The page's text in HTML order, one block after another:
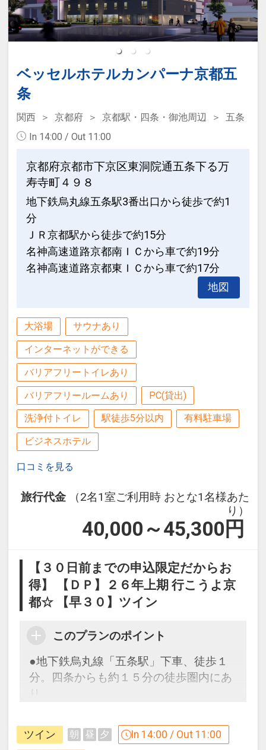
ベッセルホテルカンパーナ京都五
条
関西 京都府 京都駅・四条・御池周辺
五条
In 14:00 / Out 11:00
京都府京都市下京区東洞院通五条下る万
寿寺町４９８
地下鉄烏丸線五条駅3番出口から徒歩で約1
分
ＪＲ京都駅から徒歩で約15分
名神高速道路京都南ＩＣから車で約19分
名神高速道路京都東ＩＣから車で約17分
地図
大浴場 サウナあり
インターネットができる
バリアフリートイレあり
バリアフリールームあり PC(貸出)
洗浄付トイレ 駅徒歩5分以内 有料駐車場
ビジネスホテル
口コミを見る
旅行代金
（2名1室ご利用時 おとな1名様あた
り）
40,000～45,300 円
【３０日前までの申込限定だからお
得】 【ＤＰ】２６年上期 行こうよ京
都☆ 【早３０】ツイン
このプランのポイント
●地下鉄烏丸線「五条駅」下車、徒歩１
分。四条からも約１５分の徒歩圏内にあ
り、
ホテルにはサウナ付の大浴場を備え、和
テイストな設えで旅の疲れをを癒しま
ツイン 朝 昼 夕 In 14:00 / Out 11:00